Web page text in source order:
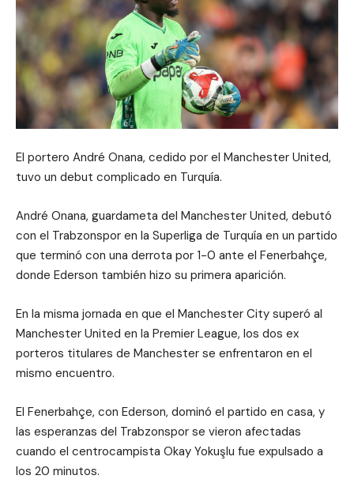
El portero André Onana, cedido por el Manchester United,
tuvo un debut complicado en Turquía.
André Onana, guardameta del Manchester United, debutó
con el Trabzonspor en la Superliga de Turquía en un partido
que terminó con una derrota por 1-0 ante el Fenerbahçe,
donde Ederson también hizo su primera aparición.
En la misma jornada en que el Manchester City superó al
Manchester United en la Premier League, los dos ex
porteros titulares de Manchester se enfrentaron en el
mismo encuentro.
El Fenerbahçe, con Ederson, dominó el partido en casa, y
las esperanzas del Trabzonspor se vieron afectadas
cuando el centrocampista Okay Yokuşlu fue expulsado a
los 20 minutos.